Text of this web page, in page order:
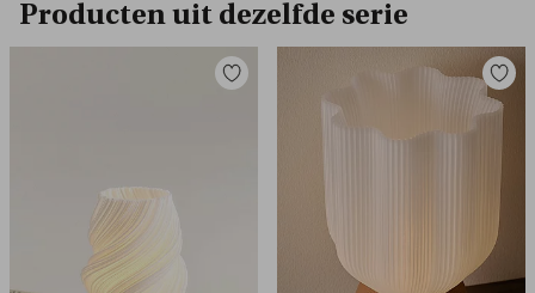
Producten uit dezelfde serie
Toevoegen
aan